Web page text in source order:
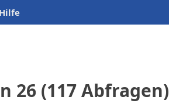
Hilfe
26 (117 Abfragen)